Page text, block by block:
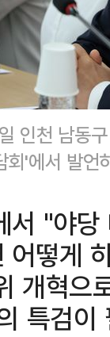
인천 남동
회'에서 발
서 "야
어떻게
개혁으
특검이